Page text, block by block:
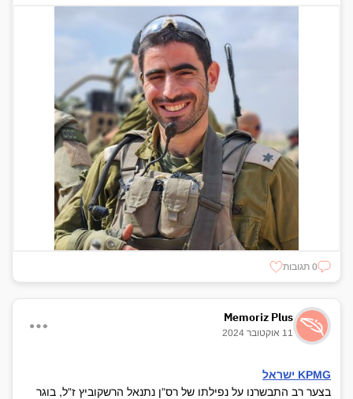
0 תגובות
Memoriz Plus
11 אוקטובר 2024
KPMG ישראל
בצער רב התבשרנו על נפילתו של רס”ן נתנאל הרשקוביץ ז”ל, בוגר